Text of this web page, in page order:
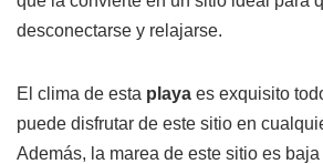
desconectarse y relajarse.
El clima de esta playa es exquisito
puede disfrutar de este sitio en
Además, la marea de este sitio es